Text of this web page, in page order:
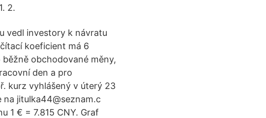
2.
vedl investory k návratu
koeficient má 6
obchodované měny,
den a pro
kurz vyhlášený v úterý 23
na jitulka44@seznam.c
1 € = 7.815 CNY. Graf